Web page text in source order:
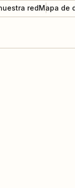
redMapa de